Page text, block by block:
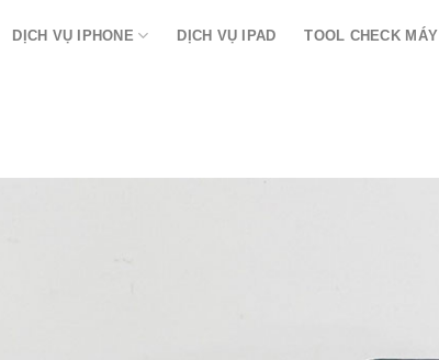
DỊCH VỤ IPHONE DỊCH VỤ IPAD TOOL CHECK MÁY